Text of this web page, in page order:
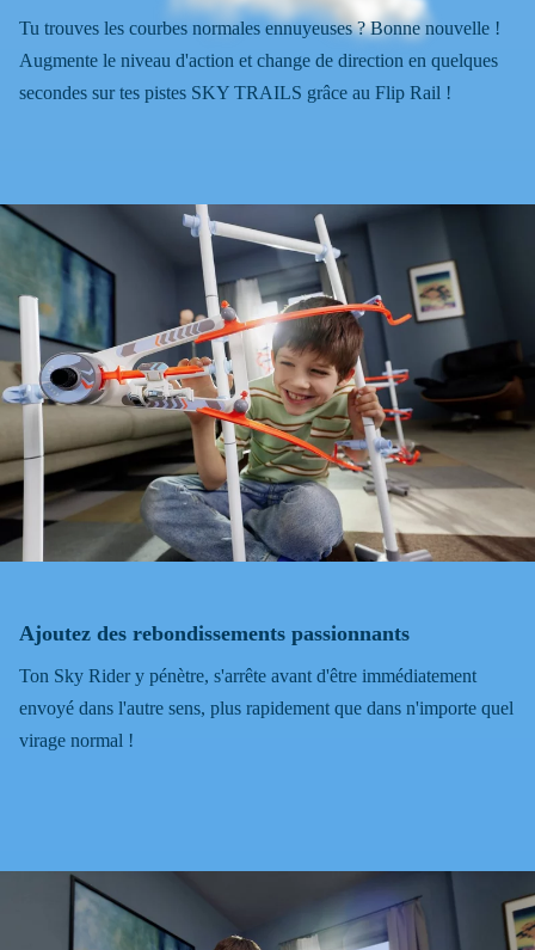
Tu trouves les courbes normales ennuyeuses ? Bonne nouvelle !
Augmente le niveau d'action et change de direction en quelques
secondes sur tes pistes SKY TRAILS grâce au Flip Rail !
Ajoutez des rebondissements passionnants
Ton Sky Rider y pénètre, s'arrête avant d'être immédiatement
envoyé dans l'autre sens, plus rapidement que dans n'importe quel
virage normal !